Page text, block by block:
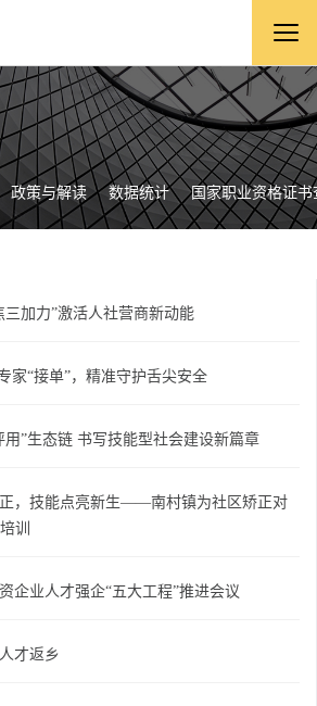
政策与解读 数据统计 国家职业资格证书
加力”激活人社营商新动能
家“接单”，精准守护舌尖安全
”生态链 书写技能型社会建设新篇章
，技能点亮新生——南村镇为社区矫正对
训
企业人才强企“五大工程”推进会议
才返乡